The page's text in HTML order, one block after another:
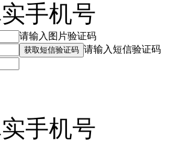
手机号
请输入图片验证码
获取短信验证码 请输入短信验证码
手机号